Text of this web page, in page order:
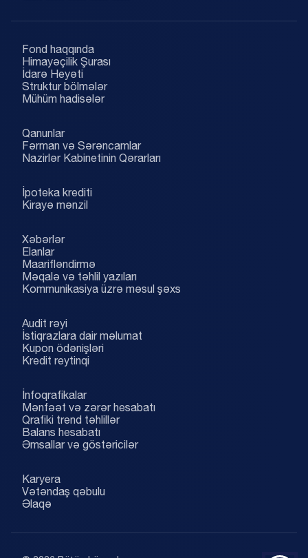
Fond haqqında
Himayəçilik Şurası
İdarə Heyəti
Struktur bölmələr
Mühüm hadisələr
Qanunlar
Fərman və Sərəncamlar
Nazirlər Kabinetinin Qərarları
İpoteka krediti
Kirayə mənzil
Xəbərlər
Elanlar
Maarifləndirmə
Məqalə və təhlil yazıları
Kommunikasiya üzrə məsul şəxs
Audit rəyi
İstiqrazlara dair məlumat
Kupon ödənişləri
Kredit reytinqi
İnfoqrafikalar
Mənfəət və zərər hesabatı
Qrafiki trend təhlillər
Balans hesabatı
Əmsallar və göstəricilər
Karyera
Vətəndaş qəbulu
Əlaqə
...